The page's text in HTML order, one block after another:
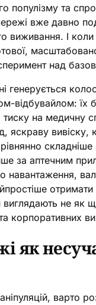
популізму та
вже давно
виживання. І
над
генерується
відбувайлом: їх
на медичну
яскраву вивіску,
за аптечним
навантаження,
виглядають не
корпоративних
як
варто